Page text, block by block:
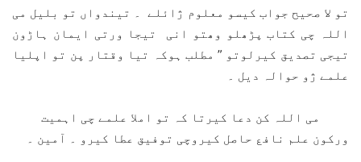
تو لا صحیح جواب کیسو معلوم ژائلے ۔ تیندواں تو بلیل می
اللہ چی کتاب پڑھلو وھتو انی تیجا ورتی ایمان ہاڑون
تیجی تصدیق کیرلوتو ” مطلب ہوکہ تیا وقتار پن تو اپلیا
علمے ژو حوالہ دیل ۔
می اللہ کن دعا کیرتا کہ تو املا علمے چی اہمیت
ورکون علم نافع حاصل کیروچی توفیق عطا کیرو ۔ آمین ۔